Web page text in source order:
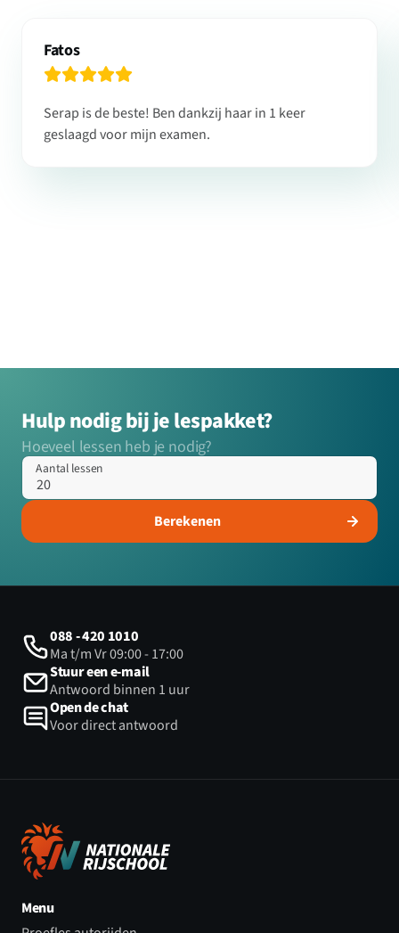
Fatos
Serap is de beste! Ben dankzij haar in 1 keer
geslaagd voor mijn examen.
Hulp nodig bij je lespakket?
Hoeveel lessen heb je nodig?
Aantal lessen
Berekenen
088 - 420 1010
Ma t/m Vr 09:00 - 17:00
Stuur een e-mail
Antwoord binnen 1 uur
Open de chat
Voor direct antwoord
Menu